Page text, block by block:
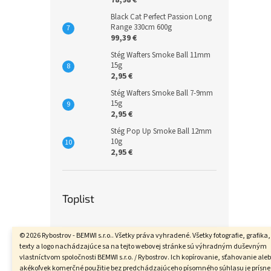
© 2026 Rybostrov - BEMWI s.r.o.. Všetky práva vyhradené. Všetky fotografie, grafika,
texty a logo nachádzajúce sa na tejto webovej stránke sú výhradným duševným
vlastníctvom spoločnosti BEMWI s.r.o. / Rybostrov. Ich kopírovanie, sťahovanie
akékoľvek komerčné použitie bez predchádzajúceho písomného súhlasu je prísne
Black Cat Perfect Passion Long
Range 330cm 600g
99,39 €
Stég Wafters Smoke Ball 11mm
15g
2,95 €
Stég Wafters Smoke Ball 7-9mm
15g
2,95 €
Stég Pop Up Smoke Ball 12mm
10g
2,95 €
Toplist